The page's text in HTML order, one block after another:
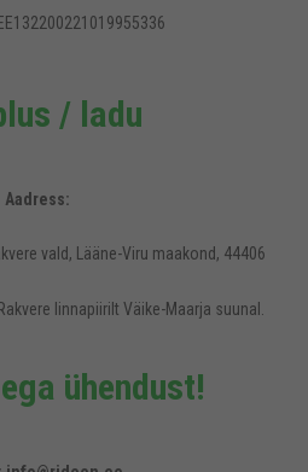
/ ladu
Aadress:
vald, Lääne-Viru maakond, 44406
linnapiirilt Väike-Maarja suunal.
ühendust!